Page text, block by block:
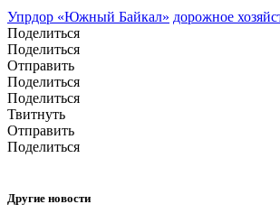
Упрдор «Южный Байкал» дорожное
Поделиться
Поделиться
Отправить
Поделиться
Поделиться
Твитнуть
Отправить
Поделиться
Другие новости